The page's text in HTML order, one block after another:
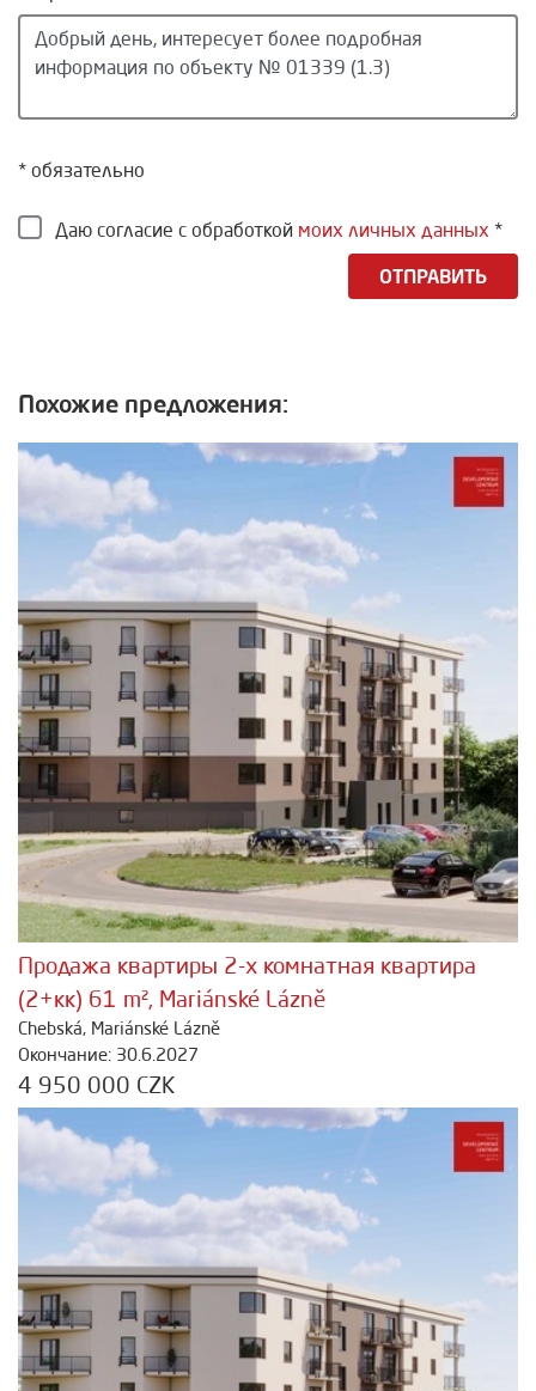
* обязательно
Даю согласие с обработкой моих личных данных *
ОТПРАВИТЬ
Похожие предложения:
Продажа квартиры 2-х комнатная квартира
(2+кк) 61 m², Mariánské Lázně
Chebská, Mariánské Lázně
Окончание: 30.6.2027
4 950 000 CZK